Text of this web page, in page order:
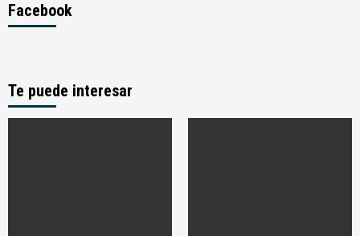
Facebook
Te puede interesar